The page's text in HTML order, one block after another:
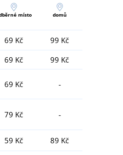
místo domů
69 Kč
99 Kč
69 Kč
99 Kč
69 Kč -
79 Kč -
59 Kč 89 Kč